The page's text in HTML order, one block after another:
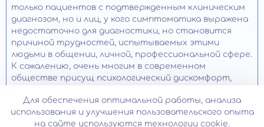
только пациентов с подтвержденным клиническим
диагнозом, но и лиц, у кого симптоматика выражена
недостаточно для диагностики, но становится
причиной трудностей, испытываемых этими
людьми в общении, личной, профессиональной сфере.
К сожалению, очень многим в современном
обществе присущ психологический дискомфорт,
неудовлетворенность собой, качеством своей
жизни.
Для обеспечения оптимальной работы, анализа
использования и улучшения пользовательского опыта
на сайте используются технологии cookie.